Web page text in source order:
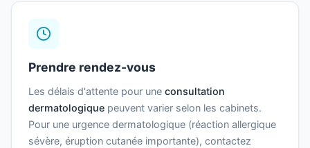
Prendre rendez-vous
Les délais d'attente pour une consultation
dermatologique peuvent varier selon les cabinets.
Pour une urgence dermatologique (réaction allergique
sévère, éruption cutanée importante), contactez